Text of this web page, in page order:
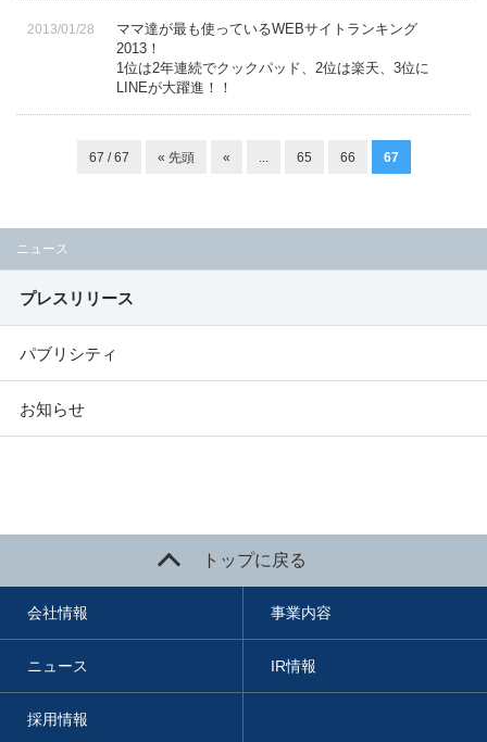
2013/01/28
ママ達が最も使っているWEBサイトランキング
2013！
1位は2年連続でクックパッド、2位は楽天、3位に
LINEが大躍進！！
67 / 67 « 先頭 « ... 65 66 67
ニュース
プレスリリース
パブリシティ
お知らせ
トップに戻る
会社情報 事業内容
ニュース IR情報
採用情報